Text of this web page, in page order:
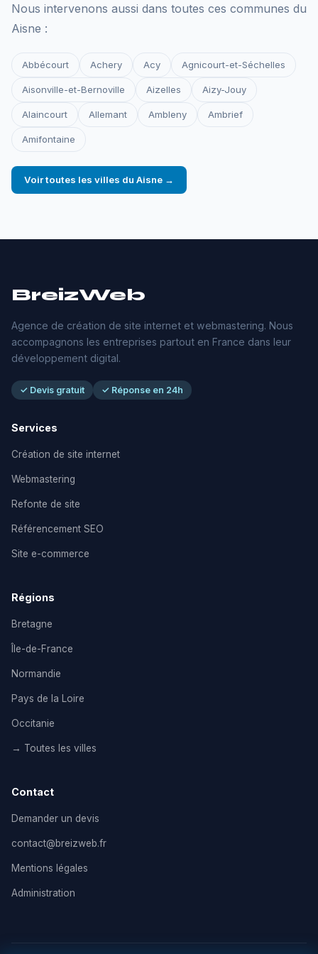
Nous intervenons aussi dans toutes ces communes du
Aisne :
Abbécourt Achery Acy Agnicourt-et-Séchelles
Aisonville-et-Bernoville Aizelles Aizy-Jouy
Alaincourt Allemant Ambleny Ambrief
Amifontaine
Voir toutes les villes du Aisne →
BreizWeb
Agence de création de site internet et webmastering. Nous
accompagnons les entreprises partout en France dans leur
développement digital.
✓ Devis gratuit ✓ Réponse en 24h
Services
Création de site internet
Webmastering
Refonte de site
Référencement SEO
Site e-commerce
Régions
Bretagne
Île-de-France
Normandie
Pays de la Loire
Occitanie
→ Toutes les villes
Contact
Demander un devis
contact@breizweb.fr
Mentions légales
Administration